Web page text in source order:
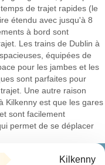
de trajet rapides (le
étendu avec jusqu'à 8
à bord sont
Les trains de Dublin à
équipées de
pour les jambes et les
sont parfaites pour
Une autre raison
Kilkenny est que les gares
sont facilement
permet de se déplacer
Kilkenny